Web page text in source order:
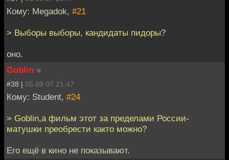
Кому: Megadok, #21
> Выборы выборы, кандидаты пидоры?
оно.
Goblin »
#38 | 05.09.07 21:47
Кому: Student, #24
> Goblin,а фильм этот за пределами России-
матушки преобрести както можно?
Его ещё в кино не показывают.